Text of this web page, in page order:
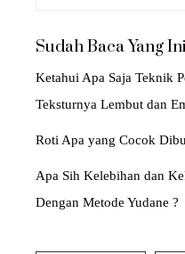
Sudah Baca Yang
Ketahui Apa Saja Teknik
Teksturnya Lembut dan
Roti Apa yang Cocok
Apa Sih Kelebihan dan
Dengan Metode Yudane ?